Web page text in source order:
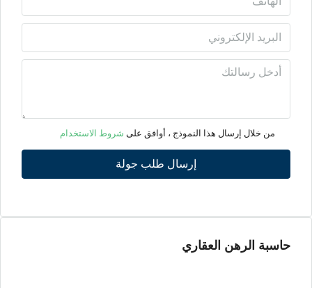
09
10
أغسطس
الثلاثاء
أغسطس
من خلال إرسال هذا النموذج ، أوافق على شروط الاستخدام
إرسال طلب جولة
حاسبة الرهن العقاري